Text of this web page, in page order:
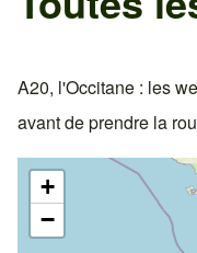
A20, l'Occitane : les
avant de prendre la
+
−